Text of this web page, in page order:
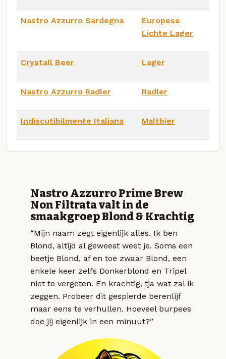
Nastro Azzurro Sardegna
Europese
Lichte Lager
Crystall Beer Lager
Nastro Azzurro Radler Radler
Indiscutibilmente Italiana Maltbier
Nastro Azzurro Prime Brew
Non Filtrata valt in de
smaakgroep Blond & Krachtig
“Mijn naam zegt eigenlijk alles. Ik ben
Blond, altijd al geweest weet je. Soms een
beetje Blond, af en toe zwaar Blond, een
enkele keer zelfs Donkerblond en Tripel
niet te vergeten. En krachtig, tja wat zal ik
zeggen. Probeer dit gespierde berenlijf
maar eens te verhullen. Hoeveel burpees
doe jij eigenlijk in een minuut?”